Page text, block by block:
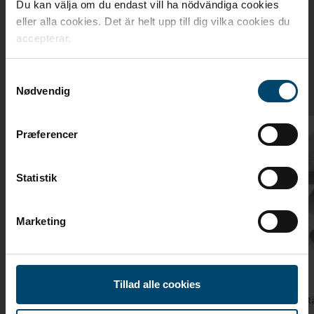
Du kan välja om du endast vill ha nödvändiga cookies
eller alla cookies. Det är helt upp till dig vilka cookies du
accepterar.
Nødvendig
Præferencer
Statistik
Marketing
Tillad alle cookies
Relaterade produkter
Relaterade produkter för DAFA
Q-Lon